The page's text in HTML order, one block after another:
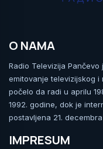
O NAMA
Radio Televizija
emitovanje televizijskog i
počelo da radi u aprilu
1992. godine, dok je
postavljena 21.
IMPRESUM